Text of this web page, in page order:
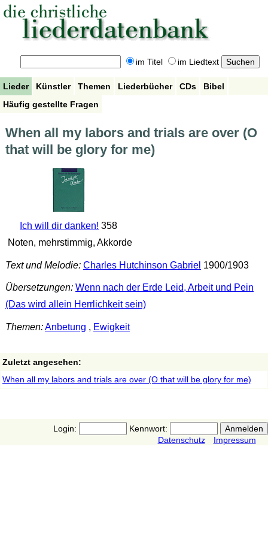
im Titel im Liedtext
Lieder Künstler Themen Liederbücher CDs
Bibel
Häufig gestellte Fragen
When all my labors and trials are over (O
that will be glory for me)
Ich will dir danken! 358
Noten, mehrstimmig, Akkorde
Text und Melodie: Charles Hutchinson Gabriel 1900/1903
Übersetzungen: Wenn nach der Erde Leid, Arbeit und Pein
(Das wird allein Herrlichkeit sein)
Themen:Anbetung , Ewigkeit
Zuletzt angesehen:
When all my labors and trials are over (O that will be glory for me)
Login:
Kennwort:
Datenschutz
Impressum